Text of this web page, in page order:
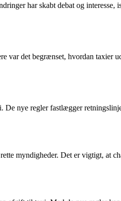
har skabt debat og
det begrænset, hvordan taxier
nye regler fastlægger
myndigheder. Det er vigtigt, at